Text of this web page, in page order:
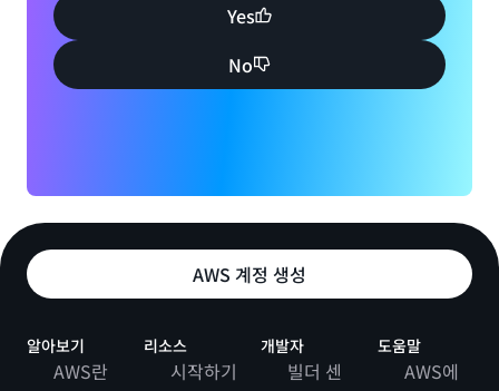
Yes
No
AWS 계정 생성
알아보기
AWS란
리소스
시작하기
개발자
빌더 센
도움말
AWS에